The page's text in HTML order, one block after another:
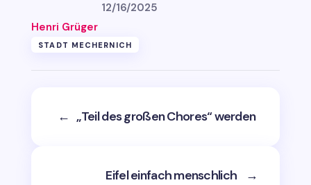
Henri Grüger
12/16/2025
STADT MECHERNICH
← „Teil des großen Chores“ werden
Eifel einfach menschlich →